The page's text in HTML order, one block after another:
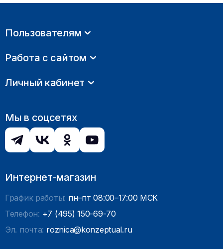
Пользователям
Работа с сайтом
Личный кабинет
Мы в соцсетях
Интернет-магазин
График работы: пн–пт 08:00–17:00 МСК
Телефон: +7 (495) 150-69-70
Эл. почта: roznica@konzeptual.ru